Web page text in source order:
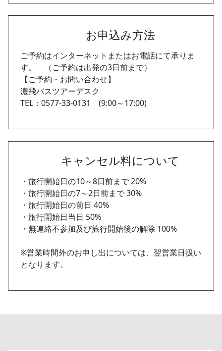
お申込み方法
ご予約はインターネットまたはお電話にて承りま
す。 （ご予約は出発の3日前まで）
【ご予約・お問い合わせ】
濃飛バスツアーデスク
TEL：0577-33-0131 (9:00～17:00)
キャンセル料について
・旅行開始日の10～8日前まで 20%
・旅行開始日の7～2日前まで 30%
・旅行開始日の前日 40%
・旅行開始日当日 50%
・無連絡不参加及び旅行開始後の解除 100%
※営業時間外のお申し出については、翌営業日扱い
となります。